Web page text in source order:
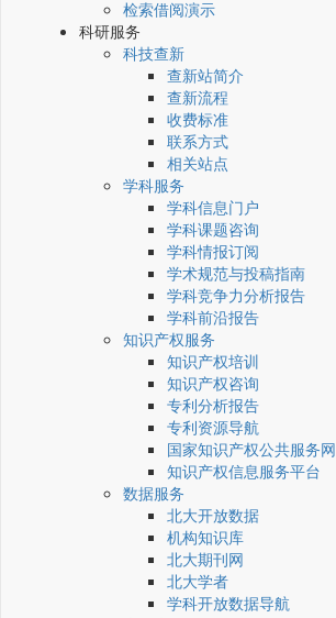
检索借阅演示
科研服务
科技查新
查新站简介
查新流程
收费标准
联系方式
相关站点
学科服务
学科信息门户
学科课题咨询
学科情报订阅
学术规范与投稿指南
学科竞争力分析报告
学科前沿报告
知识产权服务
知识产权培训
知识产权咨询
专利分析报告
专利资源导航
国家知识产权公共服务网
知识产权信息服务平台
数据服务
北大开放数据
机构知识库
北大期刊网
北大学者
学科开放数据导航